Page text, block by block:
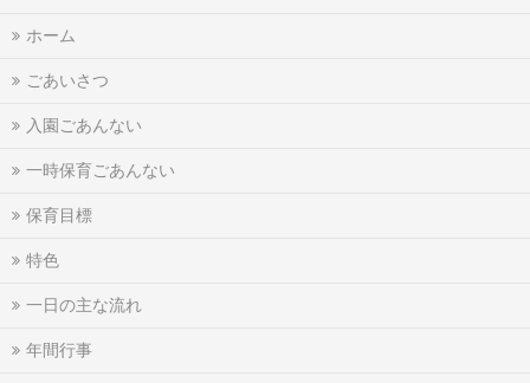
ホーム
ごあいさつ
入園ごあんない
一時保育ごあんない
保育目標
特色
一日の主な流れ
年間行事